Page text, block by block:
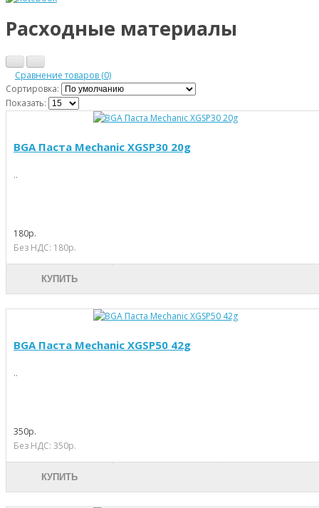
Расходные материалы
Сравнение товаров (0)
Сортировка:
Показать:
BGA Паста Mechanic XGSP30 20g
..
180р.
Без НДС: 180р.
КУПИТЬ
BGA Паста Mechanic XGSP50 42g
..
350р.
Без НДС: 350р.
КУПИТЬ